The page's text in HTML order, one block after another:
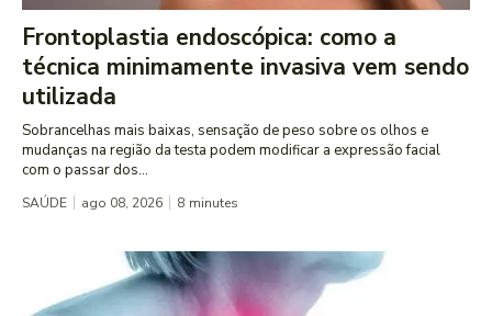
Frontoplastia endoscópica: como a
técnica minimamente invasiva vem sendo
utilizada
Sobrancelhas mais baixas, sensação de peso sobre os olhos e
mudanças na região da testa podem modificar a expressão facial
com o passar dos...
SAÚDE ago 08, 2026 8 minutes